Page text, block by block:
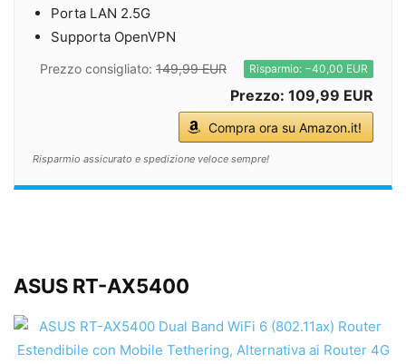
Porta LAN 2.5G
Supporta OpenVPN
Prezzo consigliato: 149,99 EUR Risparmio: −40,00 EUR
Prezzo: 109,99 EUR
Compra ora su Amazon.it!
Risparmio assicurato e spedizione veloce sempre!
ASUS RT-AX5400